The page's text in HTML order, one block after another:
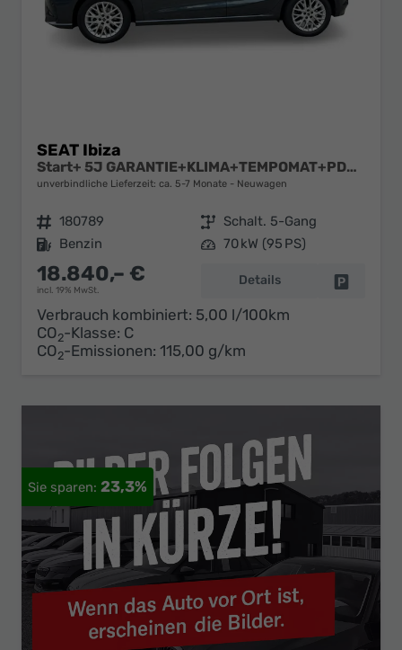
SEAT Ibiza
Start+ 5J GARANTIE+KLIMA+TEMPOMAT+PDC+LED+16" ALU
unverbindliche Lieferzeit: ca. 5-7 Monate Neuwagen
Fahrzeugnr. 180789 Getriebe Schalt. 5-Gang
Kraftstoff Benzin Leistung 70 kW (95 PS)
18.840,– €
incl. 19% MwSt.
Details
Verbrauch kombiniert: 5,00 l/100km
CO2-Klasse: C
CO2-Emissionen: 115,00 g/km
23,3%